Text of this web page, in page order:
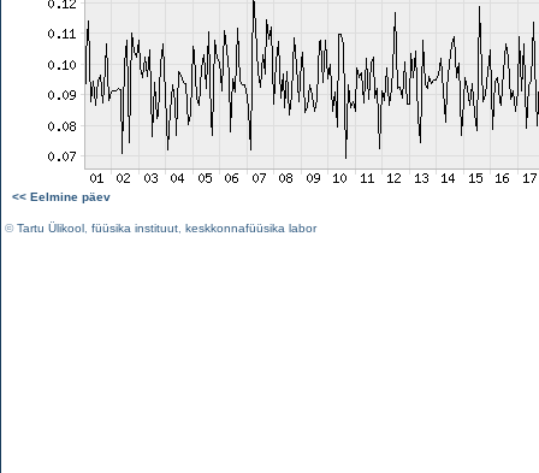
<< Eelmine päev
©Tartu Ülikool füüsika instituut keskkonnafüüsika labor